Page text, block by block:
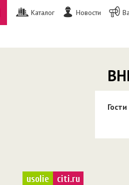
Каталог Новости
Гости
usolie citi.ru